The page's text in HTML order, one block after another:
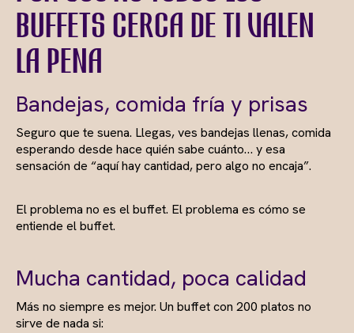
buffets cerca de ti valen
la pena
Bandejas, comida fría y prisas
Seguro que te suena. Llegas, ves bandejas llenas, comida
esperando desde hace quién sabe cuánto… y esa
sensación de “aquí hay cantidad, pero algo no encaja”.
El problema no es el buffet. El problema es cómo se
entiende el buffet.
Mucha cantidad, poca calidad
Más no siempre es mejor. Un buffet con 200 platos no
sirve de nada si: